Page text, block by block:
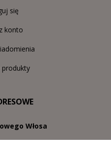
się
konto
produkty
Włosa